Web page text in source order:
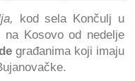
kod sela Končulj u
Kosovo od nedelje
građanima koji imaju